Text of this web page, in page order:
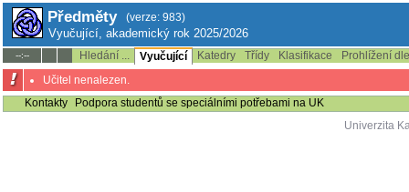
Předměty (verze: 983)
Vyučující, akademický rok 2025/2026
--:-- Hledání ... Vyučující Katedry Třídy Klasifikace
Prohlížení
Učitel nenalezen.
Kontakty
Podpora studentů se speciálními potřebami na UK
Univerzita